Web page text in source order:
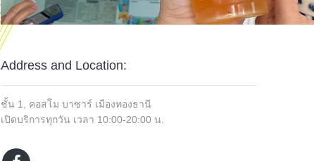
Address and Location:
ชั้น 1, คอสโม บาซาร์ เมืองทองธานี
เปิดบริการทุกวัน เวลา 10:00-20:00 น.